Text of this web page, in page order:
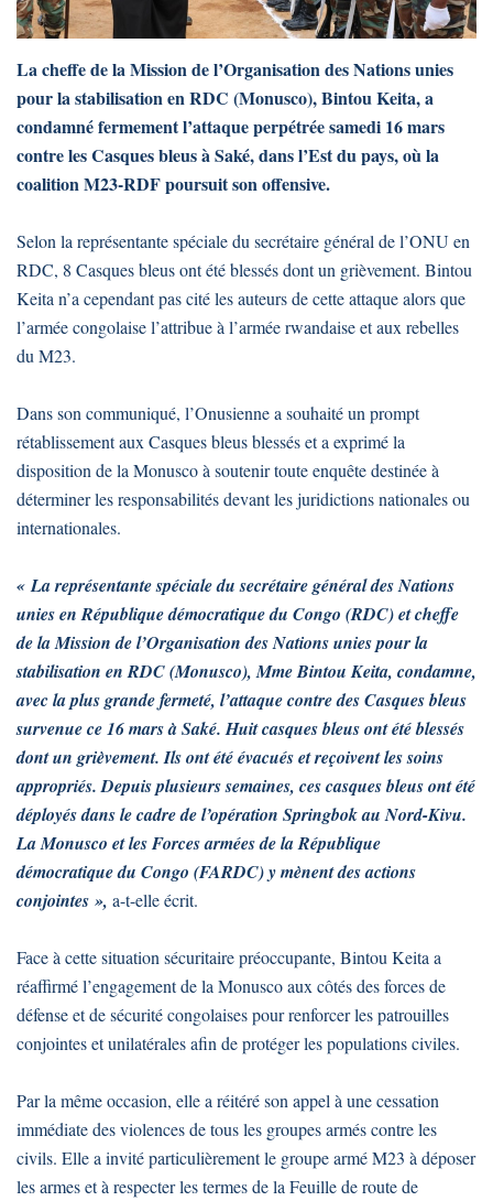
La cheffe de la Mission de l’Organisation des Nations unies
pour la stabilisation en RDC (Monusco), Bintou Keita, a
condamné fermement l’attaque perpétrée samedi 16 mars
contre les Casques bleus à Saké, dans l’Est du pays, où la
coalition M23-RDF poursuit son offensive.
Selon la représentante spéciale du secrétaire général de l’ONU en
RDC, 8 Casques bleus ont été blessés dont un grièvement. Bintou
Keita n’a cependant pas cité les auteurs de cette attaque alors que
l’armée congolaise l’attribue à l’armée rwandaise et aux rebelles
du M23.
Dans son communiqué, l’Onusienne a souhaité un prompt
rétablissement aux Casques bleus blessés et a exprimé la
disposition de la Monusco à soutenir toute enquête destinée à
déterminer les responsabilités devant les juridictions nationales ou
internationales.
« La représentante spéciale du secrétaire général des Nations
unies en République démocratique du Congo (RDC) et cheffe
de la Mission de l’Organisation des Nations unies pour la
stabilisation en RDC (Monusco), Mme Bintou Keita, condamne,
avec la plus grande fermeté, l’attaque contre des Casques bleus
survenue ce 16 mars à Saké. Huit casques bleus ont été blessés
dont un grièvement. Ils ont été évacués et reçoivent les soins
appropriés. Depuis plusieurs semaines, ces casques bleus ont été
déployés dans le cadre de l’opération Springbok au Nord-Kivu.
La Monusco et les Forces armées de la République
démocratique du Congo (FARDC) y mènent des actions
conjointes », a-t-elle écrit.
Face à cette situation sécuritaire préoccupante, Bintou Keita a
réaffirmé l’engagement de la Monusco aux côtés des forces de
défense et de sécurité congolaises pour renforcer les patrouilles
conjointes et unilatérales afin de protéger les populations civiles.
Par la même occasion, elle a réitéré son appel à une cessation
immédiate des violences de tous les groupes armés contre les
civils. Elle a invité particulièrement le groupe armé M23 à déposer
les armes et à respecter les termes de la Feuille de route de